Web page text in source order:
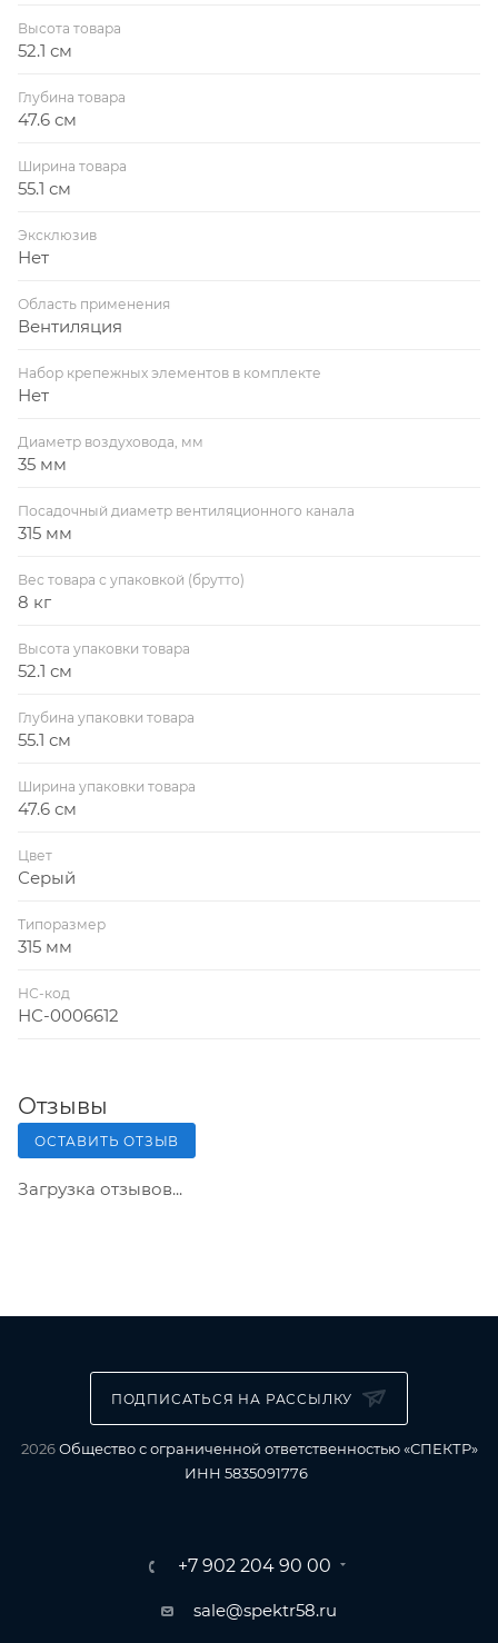
Высота товара
52.1 см
Глубина товара
47.6 см
Ширина товара
55.1 см
Эксклюзив
Нет
Область применения
Вентиляция
Набор крепежных элементов в комплекте
Нет
Диаметр воздуховода, мм
35 мм
Посадочный диаметр вентиляционного канала
315 мм
Вес товара с упаковкой (брутто)
8 кг
Высота упаковки товара
52.1 см
Глубина упаковки товара
55.1 см
Ширина упаковки товара
47.6 см
Цвет
Серый
Типоразмер
315 мм
НС-код
НС-0006612
Отзывы
ОСТАВИТЬ ОТЗЫВ
Загрузка отзывов...
ПОДПИСАТЬСЯ НА РАССЫЛКУ
2026Общество с ограниченной ответственностью «СПЕКТР»
ИНН 5835091776
+7 902 204 90 00
sale@spektr58.ru